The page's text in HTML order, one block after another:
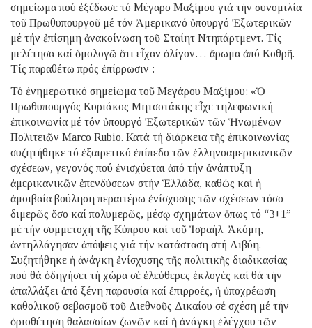
σημείωμα πού ἐξέδωσε τό Μέγαρο Μαξίμου γιά τήν συνομιλία
τοῦ Πρωθυπουργοῦ μέ τόν Ἀμερικανό ὑπουργό Ἐξωτερικῶν
μέ τήν ἐπίσημη ἀνακοίνωση τοῦ Σταίητ Ντηπάρτμεντ. Τίς
μελέτησα καί ὁμολογῶ ὅτι εἶχαν ὀλίγον… ἄρωμα ἀπό Κοθρῆ.
Τίς παραθέτω πρός ἐπίρρωσιν :
Τό ἐνημερωτικό σημείωμα τοῦ Μεγάρου Μαξίμου: «Ὁ
Πρωθυπουργός Κυριάκος Μητσοτάκης εἶχε τηλεφωνική
ἐπικοινωνία μέ τόν ὑπουργό Ἐξωτερικῶν τῶν Ἡνωμένων
Πολιτειῶν Marco Rubio. Κατά τή διάρκεια τῆς ἐπικοινωνίας
συζητήθηκε τό ἐξαιρετικό ἐπίπεδο τῶν ἑλληνοαμερικανικῶν
σχέσεων, γεγονός πού ἐνισχύεται ἀπό τήν ἀνάπτυξη
ἀμερικανικῶν ἐπενδύσεων στήν Ἑλλάδα, καθώς καί ἡ
ἀμοιβαία βούληση περαιτέρω ἐνίσχυσης τῶν σχέσεων τόσο
διμερῶς ὅσο καί πολυμερῶς, μέσῳ σχημάτων ὅπως τό “3+1”
μέ τήν συμμετοχή τῆς Κύπρου καί τοῦ Ἰσραήλ. Ἀκόμη,
ἀντηλλάγησαν ἀπόψεις γιά τήν κατάσταση στή Λιβύη.
Συζητήθηκε ἡ ἀνάγκη ἐνίσχυσης τῆς πολιτικῆς διαδικασίας
πού θά ὁδηγήσει τή χώρα σέ ἐλεύθερες ἐκλογές καί θά τήν
ἀπαλλάξει ἀπό ξένη παρουσία καί ἐπιρροές, ἡ ὑποχρέωση
καθολικοῦ σεβασμοῦ τοῦ Διεθνοῦς Δικαίου σέ σχέση μέ τήν
ὁριοθέτηση θαλασσίων ζωνῶν καί ἡ ἀνάγκη ἐλέγχου τῶν